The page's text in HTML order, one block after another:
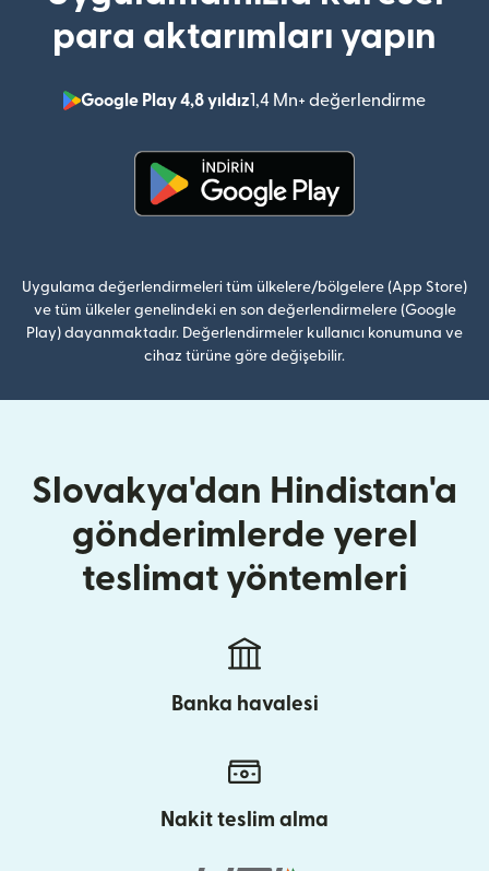
para aktarımları yapın
Google Play 4,8 yıldız1,4 Mn+ değerlendirme
Uygulama değerlendirmeleri tüm ülkelere/bölgelere (App Store)
ve tüm ülkeler genelindeki en son değerlendirmelere (Google
Play) dayanmaktadır. Değerlendirmeler kullanıcı konumuna ve
cihaz türüne göre değişebilir.
Slovakya'dan Hindistan'a
gönderimlerde yerel
teslimat yöntemleri
Banka havalesi
Nakit teslim alma